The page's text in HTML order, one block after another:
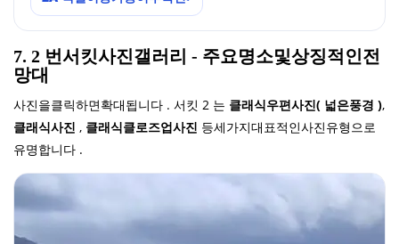
7. 2 번서킷사진갤러리 - 주요명소및상징적인전
망대
사진을클릭하면확대됩니다 . 서킷 2 는 클래식우편사진( 넓은풍경 ),
클래식사진 , 클래식클로즈업사진 등세가지대표적인사진유형으로
유명합니다 .